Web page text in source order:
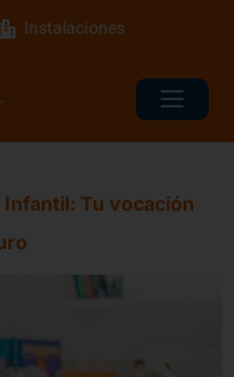
Instalaciones
Tu vocación